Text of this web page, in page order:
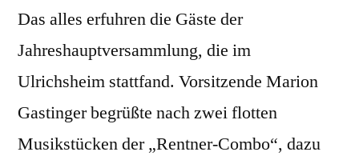
Das alles erfuhren die Gäste der
Jahreshauptversammlung, die im
Ulrichsheim stattfand. Vorsitzende Marion
Gastinger begrüßte nach zwei flotten
Musikstücken der „Rentner-Combo“, dazu